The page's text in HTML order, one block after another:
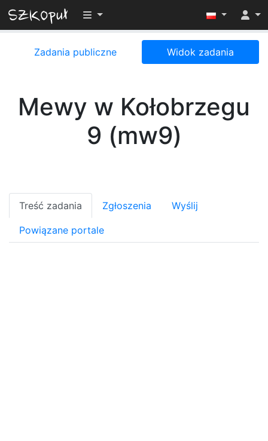
Przełącz widoczność menu
Zadania publiczne Widok zadania
Mewy w Kołobrzegu
9 (mw9)
Treść zadania Zgłoszenia Wyślij
Powiązane portale